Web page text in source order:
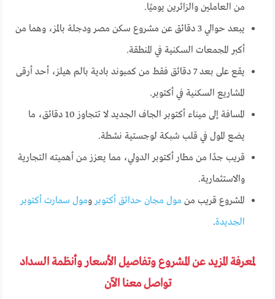
من العاملين والزائرين يوميًا.
يبعد حوالي 3 دقائق عن مشروع سكن مصر ودجلة بالمز، وهما من
أكبر المجمعات السكنية في المنطقة.
يقع على بعد 7 دقائق فقط من كمبوند بادية بالم هيلز، أحد أرقى
المشاريع السكنية في أكتوبر.
المسافة إلى ميناء أكتوبر الجاف الجديد لا تتجاوز 10 دقائق، ما
يضع المول في قلب شبكة لوجستية نشطة.
قريب جدًا من مطار أكتوبر الدولي، مما يعزز من أهميته التجارية
والاستثمارية.
المشروع قريب من مول مجان حدائق أكتوبر ومول سمارت أكتوبر
الجديدة.
لمعرفة المزيد عن المشروع وتفاصيل الأسعار وأنظمة السداد
تواصل معنا الآن